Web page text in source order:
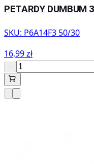
PETARDY DUMBUM
SKU: P6A14F3 50/30
16,99 zł
−